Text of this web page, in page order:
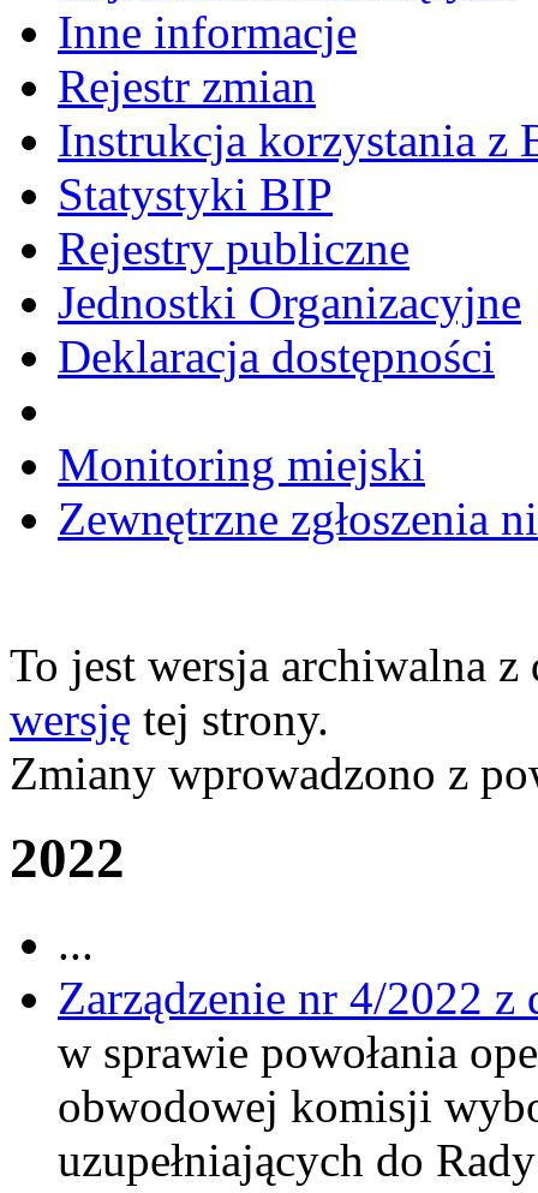
Inne informacje
Rejestr zmian
Instrukcja korzystania z
Statystyki BIP
Rejestry publiczne
Jednostki Organizacyjne
Deklaracja dostępności
Monitoring miejski
Zewnętrzne zgłoszenia
To jest wersja archiwalna
wersję tej strony.
Zmiany wprowadzono z
2022
...
Zarządzenie nr 4/2022 z
w sprawie powołania
obwodowej komisji
uzupełniających do